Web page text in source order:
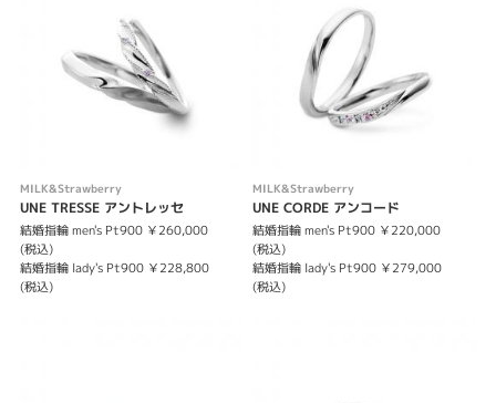
MILK&Strawberry
UNE TRESSE アントレッセ
結婚指輪 men's Pt900 ￥260,000
(税込)
結婚指輪 lady's Pt900 ￥228,800
(税込)
MILK&Strawberry
UNE CORDE アンコード
結婚指輪 men's Pt900 ￥220,000
(税込)
結婚指輪 lady's Pt900 ￥279,000
(税込)